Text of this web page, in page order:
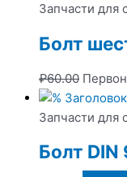
Запчасти для
Болт
₽60.00
Запчасти для
Болт